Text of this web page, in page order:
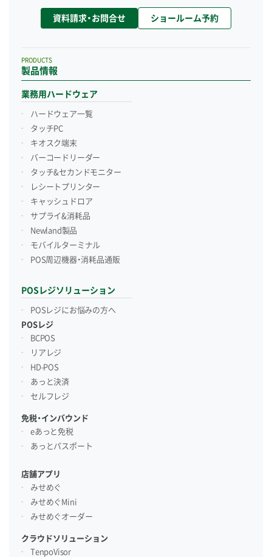
資料請求・お問合せ ショールーム予約
製品情報
PRODUCTS
業務用ハードウェア
ハードウェア一覧
タッチPC
キオスク端末
バーコードリーダー
タッチ&セカンドモニター
レシートプリンター
キャッシュドロア
サプライ&消耗品
Newland製品
モバイルターミナル
POS周辺機器・消耗品通販
POSレジソリューション
POSレジにお悩みの方へ
POSレジ
BCPOS
リアレジ
HD-POS
あっと決済
セルフレジ
免税・インバウンド
eあっと免税
あっとパスポート
店舗アプリ
みせめぐ
みせめぐMini
みせめぐオーダー
クラウドソリューション
TenpoVisor